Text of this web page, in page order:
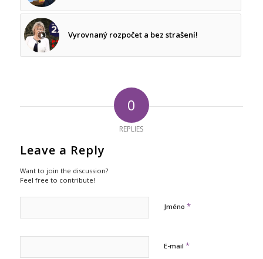
Vyrovnaný rozpočet a bez strašení!
0
REPLIES
Leave a Reply
Want to join the discussion?
Feel free to contribute!
Jméno *
E-mail *